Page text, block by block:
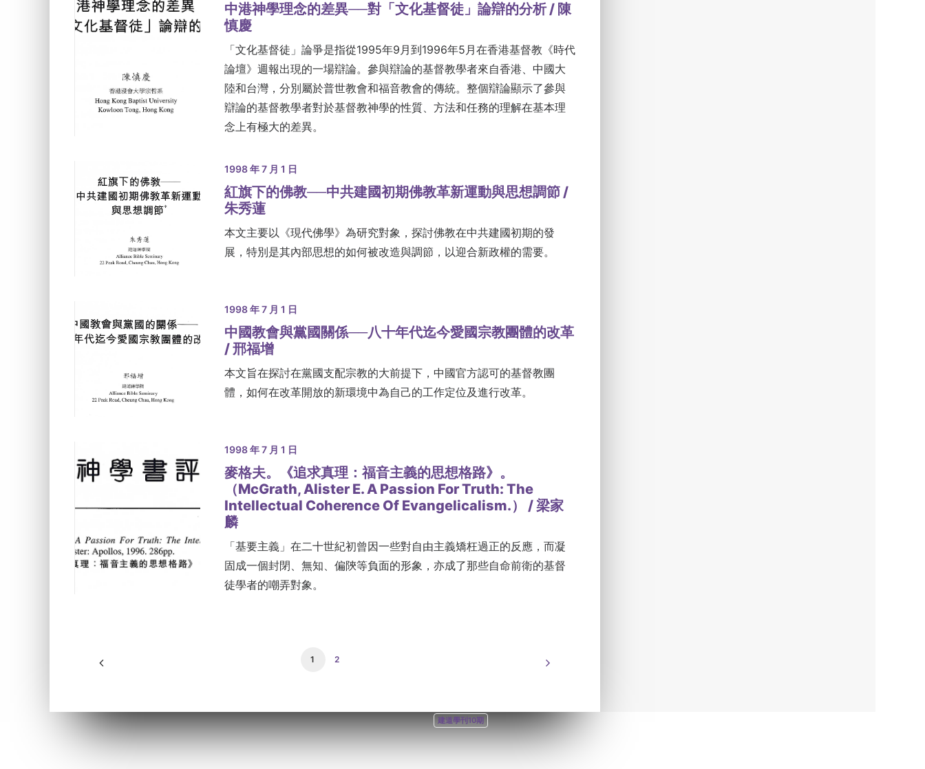
中港神學理念的差異──對「文化基督徒」論辯的分析 / 陳
慎慶
「文化基督徒」論爭是指從1995年9月到1996年5月在香港基督教《時代
論壇》週報出現的一場辯論。參與辯論的基督教學者來自香港、中國大
陸和台灣，分別屬於普世教會和福音教會的傳統。整個辯論顯示了參與
辯論的基督教學者對於基督教神學的性質、方法和任務的理解在基本理
念上有極大的差異。
1998 年 7 月 1 日
紅旗下的佛教──中共建國初期佛教革新運動與思想調節 /
朱秀蓮
本文主要以《現代佛學》為研究對象，探討佛教在中共建國初期的發
展，特別是其內部思想的如何被改造與調節，以迎合新政權的需要。
1998 年 7 月 1 日
中國教會與黨國關係──八十年代迄今愛國宗教團體的改革
/ 邢福增
本文旨在探討在黨國支配宗教的大前提下，中國官方認可的基督教團
體，如何在改革開放的新環境中為自己的工作定位及進行改革。
1998 年 7 月 1 日
麥格夫。《追求真理：福音主義的思想格路》。
（McGrath, Alister E. A Passion For Truth: The
Intellectual Coherence Of Evangelicalism.） / 梁家
麟
「基要主義」在二十世紀初曾因一些對自由主義矯枉過正的反應，而凝
固成一個封閉、無知、偏陝等負面的形象，亦成了那些自命前衛的基督
徒學者的嘲弄對象。
1 2
建道學刊10期